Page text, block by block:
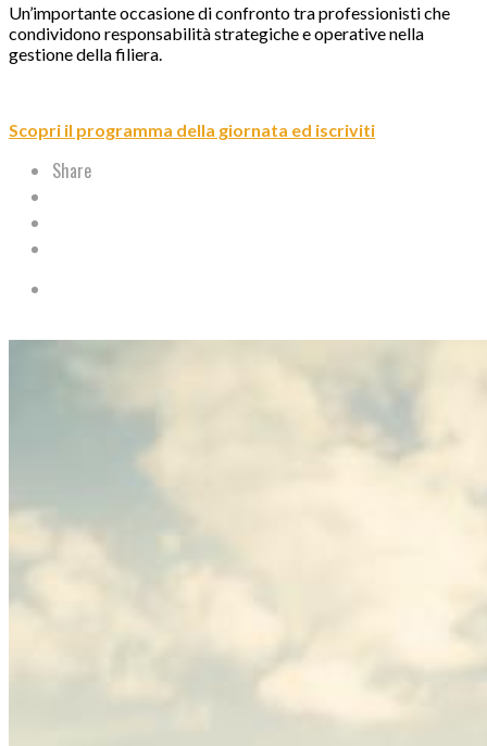
Un’importante occasione di confronto tra professionisti che
condividono responsabilità strategiche e operative nella
gestione della filiera.
Scopri il programma della giornata ed iscriviti
Share